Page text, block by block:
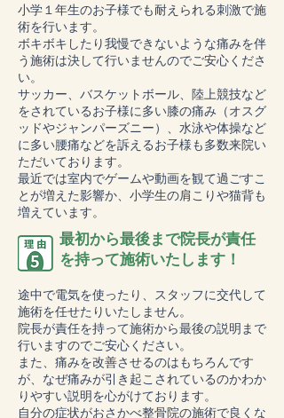
小学１年生のお子様でも耐えられる刺激で施
術を行います。
ボキボキしたり我慢できないような痛みを伴
う施術は決して行いませんのでご安心くださ
い。
サッカー、バスケットボール、陸上競技など
をされているお子様に多い膝の痛み（オスグ
ッドやジャンパーズニー）、水泳や体操など
に多い腰痛などを訴えるお子様も多数来院い
ただいております。
最近では室内でゲームや動画を観て過ごすこ
とが増えた影響か、小学生の肩こりや猫背も
増えています。
最初から最後まで院長が責任
を持って施術いたします！
途中で電気を使ったり、スタッフに交代して
施術を任せたりいたしません。
院長が責任を持って施術から最後の説明まで
行いますのでご安心ください。
また、痛みを改善させるのはもちろんです
が、なぜ痛みが引き起こされているのかわか
りやすい説明を心がけております。
自分の症状がおさかべ整骨院の施術で良くな